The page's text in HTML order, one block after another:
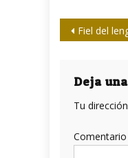
Fiel del lenguaje 35 /
Deja
Tu
Comentario